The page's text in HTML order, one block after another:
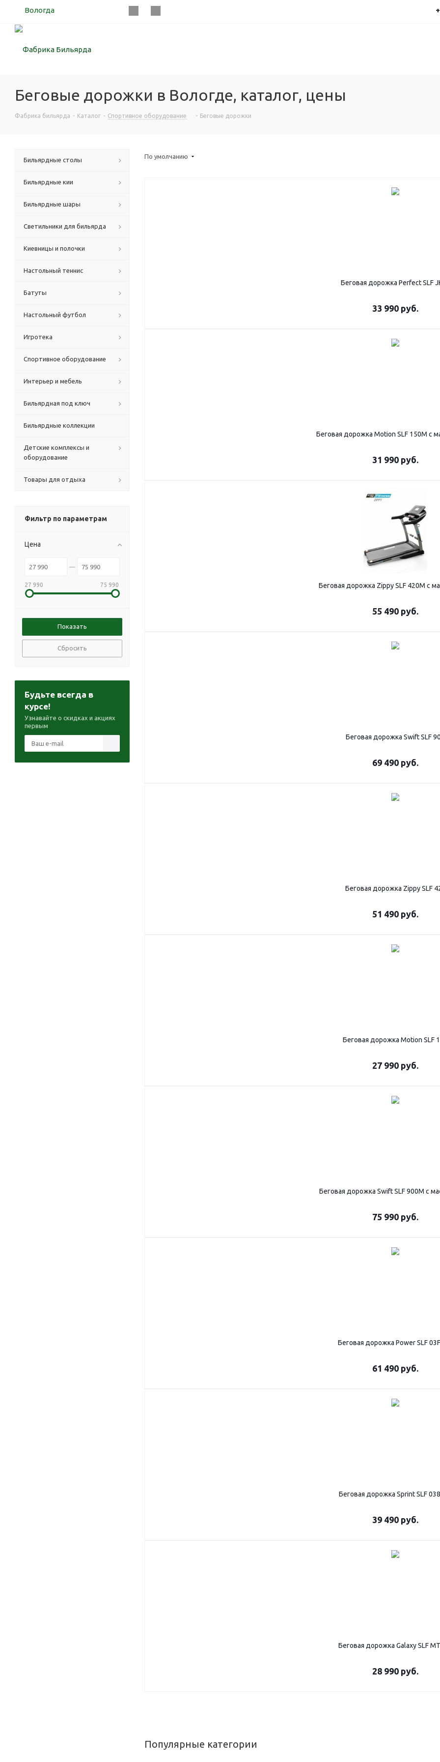
Вологда
Беговые дорожки в Вологде, каталог, цены
Фабрика бильярда - Каталог - Спортивное оборудование - Беговые дорожки
По умолчанию
Беговая дорожка Perfect SLF
33 990 руб.
Беговая дорожка Motion SLF 150M с
31 990 руб.
Беговая дорожка Zippy SLF 420М с
55 490 руб.
Беговая дорожка Swift SLF
69 490 руб.
Беговая дорожка Zippy SLF
51 490 руб.
Беговая дорожка Motion SLF
27 990 руб.
Беговая дорожка Swift SLF 900M с
75 990 руб.
Беговая дорожка Power SLF
61 490 руб.
Беговая дорожка Sprint SLF
39 490 руб.
Беговая дорожка Galaxy SLF
28 990 руб.
Популярные категории
Бильярдные столы
Бильярдные кии
Бильярдные шары
Светильники для бильярда
Киевницы и полочки
Настольный теннис
Батуты
Настольный футбол
Игротека
Спортивное оборудование
Интерьер и мебель
Бильярдная под ключ
Бильярдные коллекции
Детские комплексы и
оборудование
Товары для отдыха
Фильтр по параметрам
Цена
27 990 75 990
Сбросить
Будьте всегда в
курсе!
Узнавайте о скидках и акциях
первым